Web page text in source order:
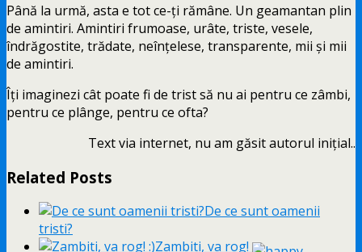
Până la urmă, asta e tot ce-ți rămâne. Un geamantan plin
de amintiri. Amintiri frumoase, urâte, triste, vesele,
îndrăgostite, trădate, neînțelese, transparente, mii și mii
de amintiri.
Îți imaginezi cât poate fi de trist să nu ai pentru ce zâmbi,
pentru ce plânge, pentru ce ofta?
Text via internet, nu am găsit autorul inițial..
Related Posts
De ce sunt oamenii
tristi?
Zambiti, va rog!